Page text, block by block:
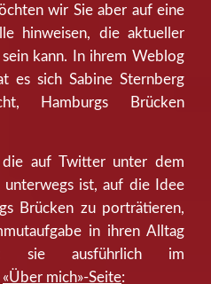
wir Sie aber auf eine
hinweisen, die aktueller
kann. In ihrem Weblog
es sich Sabine Sternberg
Hamburgs Brücken
auf Twitter unter dem
unterwegs ist, auf die Idee
Brücken zu porträtieren,
in ihren Alltag
sie ausführlich im
«Über mich»-Seite: